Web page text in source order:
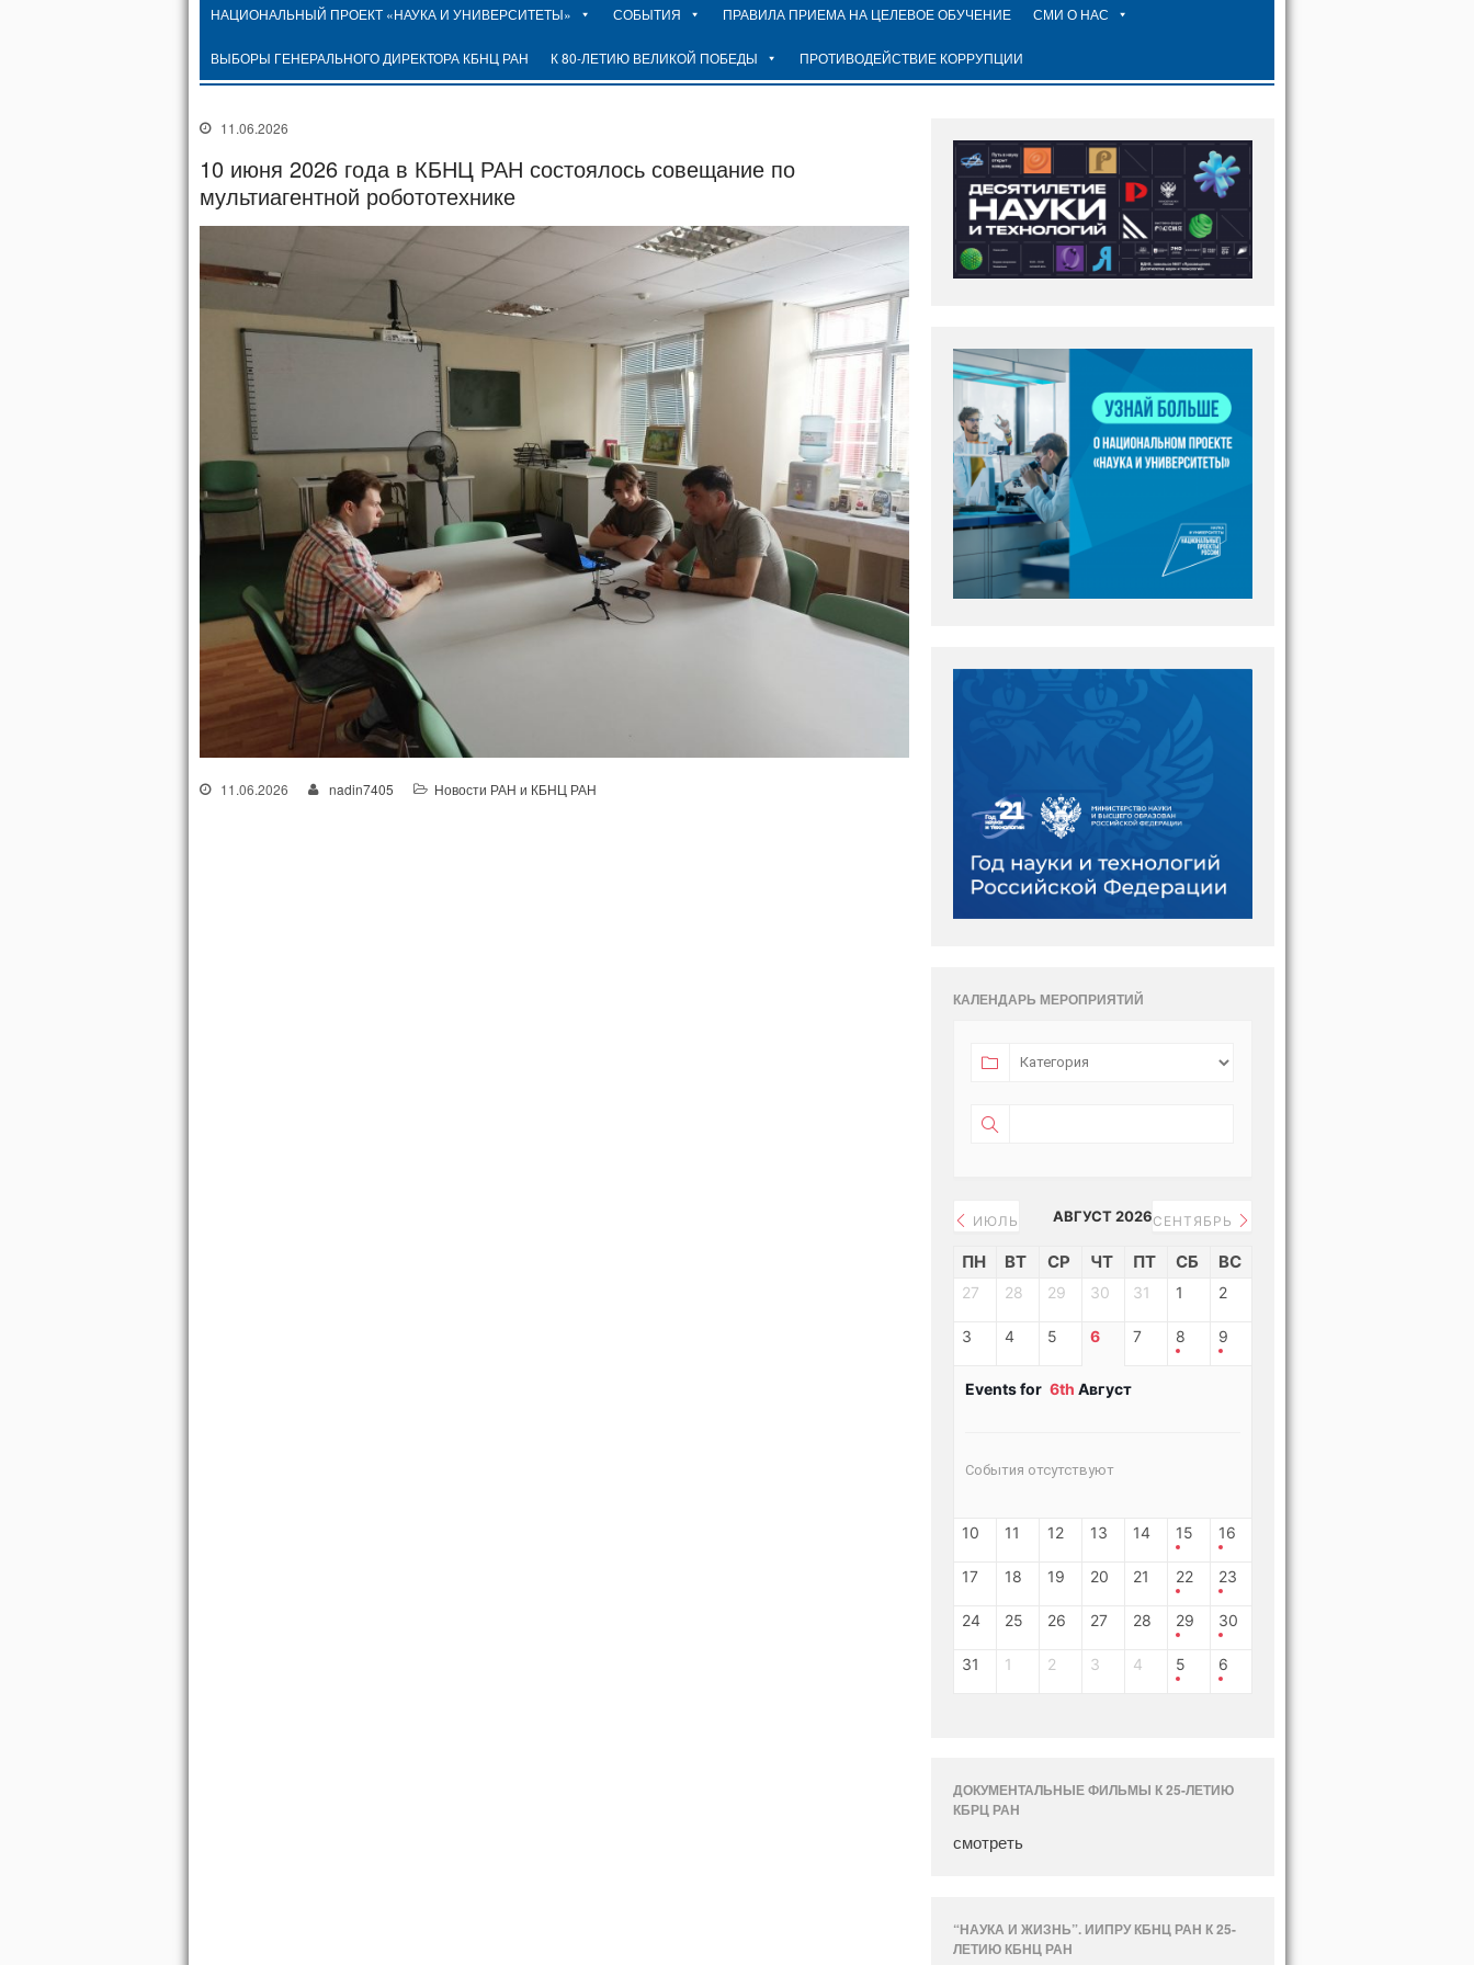
НАЦИОНАЛЬНЫЙ ПРОЕКТ «НАУКА И УНИВЕРСИТЕТЫ» СОБЫТИЯ ПРАВИЛА ПРИЕМА НА ЦЕЛЕВОЕ ОБУЧЕНИЕ СМИ О НАС
ВЫБОРЫ ГЕНЕРАЛЬНОГО ДИРЕКТОРА КБНЦ РАН К 80-ЛЕТИЮ ВЕЛИКОЙ ПОБЕДЫ ПРОТИВОДЕЙСТВИЕ КОРРУПЦИИ
11.06.2026
10 июня 2026 года в КБНЦ РАН состоялось совещание по
мультиагентной робототехнике
11.06.2026 nadin7405 Новости РАН и КБНЦ РАН
КАЛЕНДАРЬ МЕРОПРИЯТИЙ
ИЮЛЬ АВГУСТ 2026СЕНТЯБРЬ
ПН ВТ СР ЧТ ПТ СБ ВС
27 28 29 30 31 1 2
3 4 5 6 7 8 9
Events for 6th Август
События отсутствуют
10 11 12 13 14 15 16
17 18 19 20 21 22 23
24 25 26 27 28 29 30
31 1 2 3 4 5 6
ДОКУМЕНТАЛЬНЫЕ ФИЛЬМЫ К 25-ЛЕТИЮ
КБРЦ РАН
смотреть
“НАУКА И ЖИЗНЬ”. ИИПРУ КБНЦ РАН К 25-
ЛЕТИЮ КБНЦ РАН